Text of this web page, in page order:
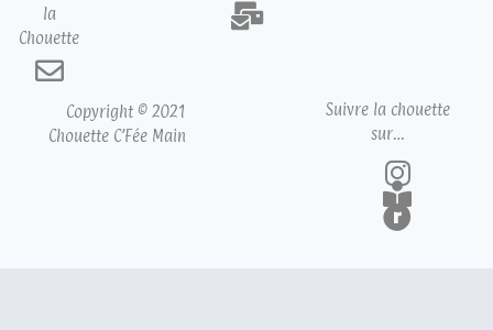
la
Chouette
Copyright © 2021
Chouette C’Fée Main
Suivre la chouette
sur…